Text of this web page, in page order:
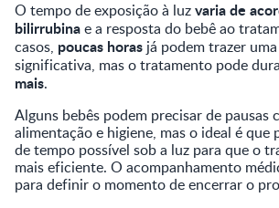
O tempo de exposição à luzvaria de
bilirrubinae a resposta do bebê ao
casos, poucas horas já podem trazer
significativa, mas o tratamento pode
mais.
Alguns bebês podem precisar de pausas
alimentação e higiene, mas o ideal é que
de tempo possível sob a luz para que o
mais eficiente. O acompanhamento
para definir o momento de encerrar o